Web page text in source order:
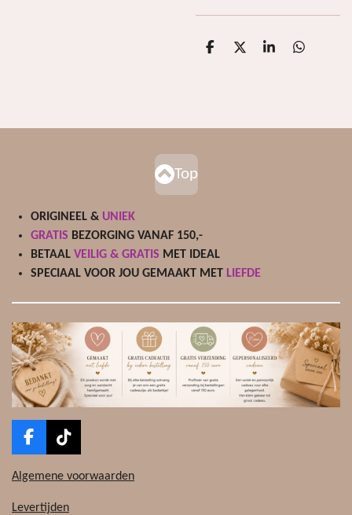
D
D
S
D
Top
ORIGINEEL & UNIEK
GRATIS BEZORGING VANAF 150,-
BETAAL VEILIG & GRATIS MET IDEAL
SPECIAAL VOOR JOU GEMAAKT MET LIEFDE
F
c
b
T
k
o
Algemene voorwaarden
Levertijden